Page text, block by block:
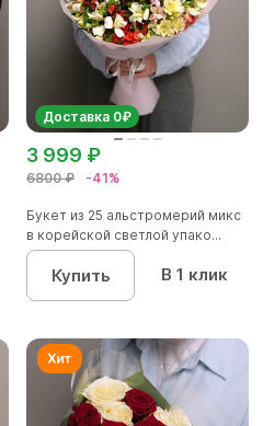
Доставка 0₽
6800 ₽ -41%
3 999 ₽
Букет из 25 альстромерий микс
в корейской светлой упако...
Купить В 1 клик